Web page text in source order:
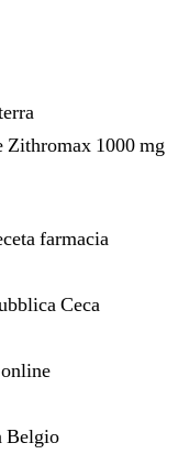
Zithromax 1000 mg
farmacia
Ceca
Belgio